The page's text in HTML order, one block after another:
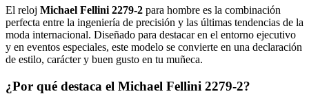
El reloj Michael Fellini 2279-2 para hombre es la combinación
perfecta entre la ingeniería de precisión y las últimas tendencias de la
moda internacional. Diseñado para destacar en el entorno ejecutivo
y en eventos especiales, este modelo se convierte en una declaración
de estilo, carácter y buen gusto en tu muñeca.
¿Por qué destaca el Michael Fellini 2279-2?